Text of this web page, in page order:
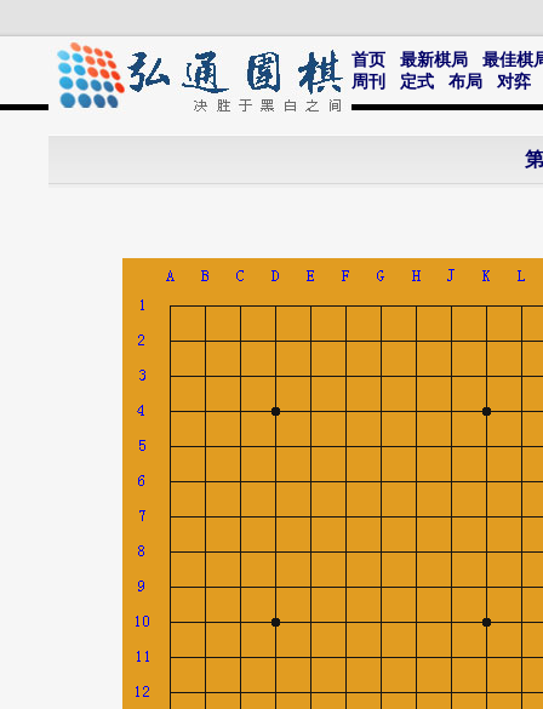
首页 最新棋局
最佳棋
周刊
定式 布局 对弈